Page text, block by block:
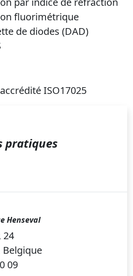
fluorimétrique
de diodes (DAD)
ISO17025
pratiques
Henseval
24
Belgique
09